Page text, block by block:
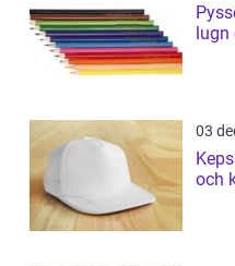
lugn
03
och